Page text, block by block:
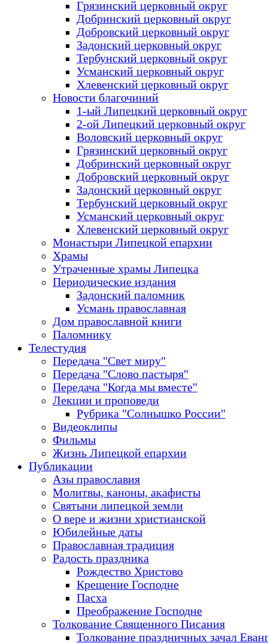
Грязинский церковный округ
Добринский церковный округ
Добровский церковный округ
Задонский церковный округ
Тербунский церковный округ
Усманский церковный округ
Хлевенский церковный округ
Новости благочиний
1-ый Липецкий церковный округ
2-ой Липецкий церковный округ
Воловский церковный округ
Грязинский церковный округ
Добринский церковный округ
Добровский церковный округ
Задонский церковный округ
Тербунский церковный округ
Усманский церковный округ
Хлевенский церковный округ
Монастыри Липецкой епархии
Храмы
Утраченные храмы Липецка
Периодические издания
Задонский паломник
Усмань православная
Дом православной книги
Паломнику
Телестудия
Передача "Свет миру"
Передача "Слово пастыря"
Передача "Когда мы вместе"
Лекции и проповеди
Рубрика "Солнышко России"
Видеоклипы
Фильмы
Жизнь Липецкой епархии
Публикации
Азы православия
Молитвы, каноны, акафисты
Святыни липецкой земли
О вере и жизни христианской
Юбилейные даты
Православная традиция
Радость праздника
Рождество Христово
Крещение Господне
Пасха
Преображение Господне
Толкование Священного Писания
Толкование праздничных зачал